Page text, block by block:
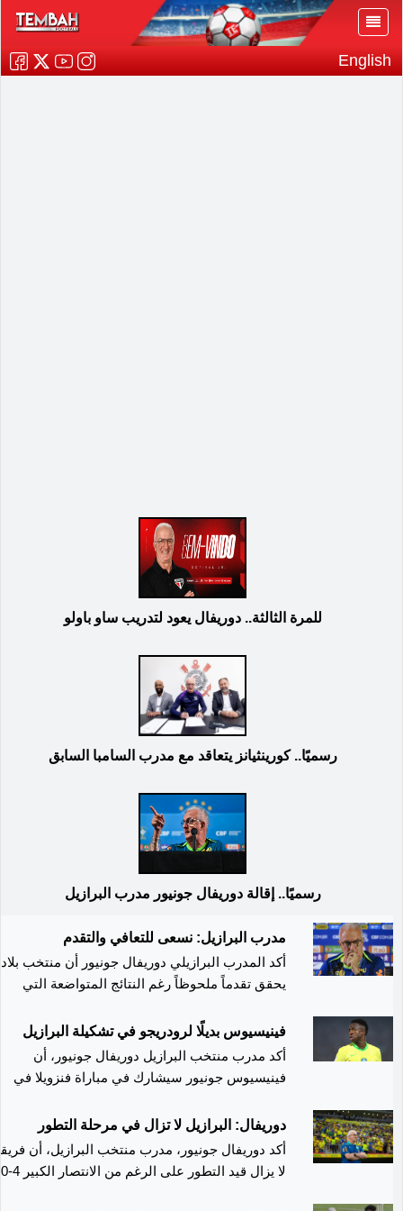
English
للمرة الثالثة.. دوريفال يعود لتدريب ساو باولو
رسميًا.. كورينثيانز يتعاقد مع مدرب السامبا السابق
رسميًا.. إقالة دوريفال جونيور مدرب البرازيل
مدرب البرازيل: نسعى للتعافي والتقدم
أكد المدرب البرازيلي دوريفال جونيور أن منتخب
يحقق تقدماً ملحوظاً رغم النتائج المتواضعة التي
لكأس العالم 2026. وتحتل البرازيل المركز الخامس
في الترتيب برصيد 18 نقطة، متقدمة بفارق نقطة
واحدة على باراجواي ومتأخرة بنقطة عن كولومبيا
البرازيلي من ضغوط كبيرة بعد تحقيقه انتصارين
في آخر خمس مباريات. ففي آخر جولتين، تعادل
الفريق مع فنزويلا وأوروجواي بنتيجة 1-1، ما
فينيسيوس بديلًا لرودريجو في تشكيلة البرازيل
أكد مدرب منتخب البرازيل دوريفال جونيور، أن
فينيسيوس جونيور سيشارك في مباراة فنزويلا في
الخميس، بدلاً من رودريجو المصاب. فينيسيوس يعود
للتشكيلة الأساسية بعد غيابه عن فوز البرازيل على
بيرو وتشيلي بسبب إصابة في الرقبة. كما أعلن
دوريفال: البرازيل لا تزال في مرحلة التطور
أكد دوريفال جونيور، مدرب منتخب البرازيل، أن
لا يزال قيد التطور على الرغم من الانتصار الكبير 4-0